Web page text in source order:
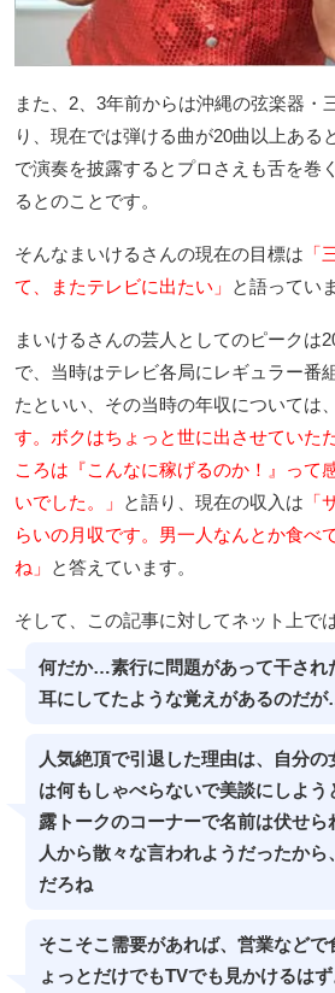
また、2、3年前からは沖縄の弦楽器・
り、現在では弾ける曲が20曲以上ある
で演奏を披露するとプロさえも舌を巻
るとのことです。
そんなまいけるさんの現在の目標は 「
て、またテレビに出たい」
と語ってい
まいけるさんの芸人としてのピークは
で、当時はテレビ各局にレギュラー番
たといい、その当時の年収については、
す。ボクはちょっと世に出させていた
ころは『こんなに稼げるのか！』って
いでした。」
と語り、現在の収入は 「
らいの月収です。男一人なんとか食べ
ね」
と答えています。
そして、この記事に対してネット上では
何だか…素行に問題があって干され
耳にしてたような覚えがあるのだ
人気絶頂で引退した理由は、自分の
は何もしゃべらないで美談にしよ
露トークのコーナーで名前は伏せら
人から散々な言われようだったか
だろね
そこそこ需要があれば、営業などで
ょっとだけでもTVでも見かけるは